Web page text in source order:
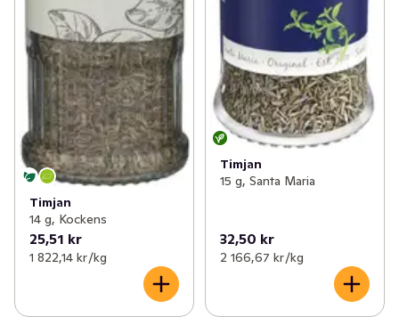
Timjan
14 g, Kockens
25,51 kr
1 822,14 kr /kg
Timjan
15 g, Santa Maria
32,50 kr
2 166,67 kr /kg